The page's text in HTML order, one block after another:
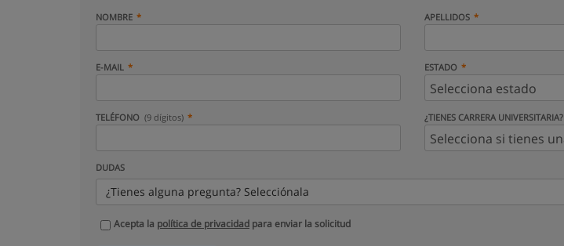
NOMBRE APELLIDOS
E-MAIL ESTADO
TELÉFONO (9 dígitos) ¿TIENES CARRERA UNIVERSITARIA?
DUDAS
¿Tienes alguna pregunta? Selecciónala
Acepta la política de privacidad para enviar la solicitud